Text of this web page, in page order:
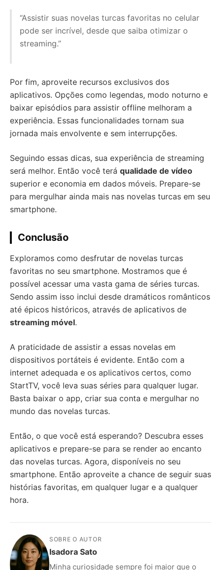
“Assistir suas novelas turcas favoritas no celular
pode ser incrível, desde que saiba otimizar o
streaming.”
Por fim, aproveite recursos exclusivos dos
aplicativos. Opções como legendas, modo noturno e
baixar episódios para assistir offline melhoram a
experiência. Essas funcionalidades tornam sua
jornada mais envolvente e sem interrupções.
Seguindo essas dicas, sua experiência de streaming
será melhor. Então você terá qualidade de vídeo
superior e economia em dados móveis. Prepare-se
para mergulhar ainda mais nas novelas turcas em seu
smartphone.
Conclusão
Exploramos como desfrutar de novelas turcas
favoritas no seu smartphone. Mostramos que é
possível acessar uma vasta gama de séries turcas.
Sendo assim isso inclui desde dramáticos românticos
até épicos históricos, através de aplicativos de
streaming móvel.
A praticidade de assistir a essas novelas em
dispositivos portáteis é evidente. Então com a
internet adequada e os aplicativos certos, como
StartTV, você leva suas séries para qualquer lugar.
Basta baixar o app, criar sua conta e mergulhar no
mundo das novelas turcas.
Então, o que você está esperando? Descubra esses
aplicativos e prepare-se para se render ao encanto
das novelas turcas. Agora, disponíveis no seu
smartphone. Então aproveite a chance de seguir suas
histórias favoritas, em qualquer lugar e a qualquer
hora.
SOBRE O AUTOR
Isadora Sato
Minha curiosidade sempre foi maior que o